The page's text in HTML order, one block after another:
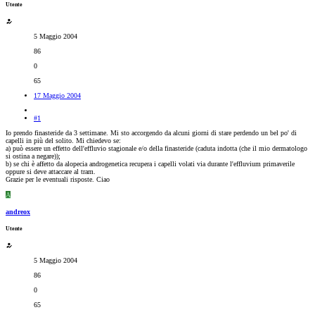
Utente
5 Maggio 2004
86
0
65
17 Maggio 2004
#1
Io prendo finasteride da 3 settimane. Mi sto accorgendo da alcuni giorni di stare perdendo un bel po' di
capelli in più del solito. Mi chiedevo se:
a) può essere un effetto dell'effluvio stagionale e/o della finasteride (caduta indotta (che il mio dermatologo
si ostina a negare));
b) se chi è affetto da alopecia androgenetica recupera i capelli volati via durante l'effluvium primaverile
oppure si deve attaccare al tram.
Grazie per le eventuali risposte. Ciao
A
andreox
Utente
5 Maggio 2004
86
0
65